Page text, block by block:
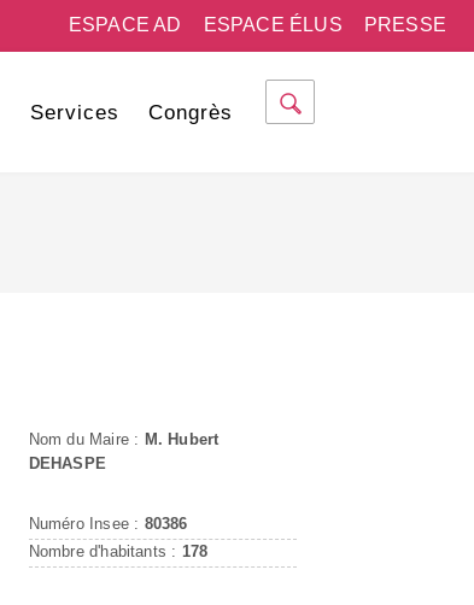
PRESSE
ESPACE ÉLUS
ESPACE AD
Services Congrès
Nom du Maire : M. Hubert
DEHASPE
Numéro Insee : 80386
Nombre d'habitants : 178